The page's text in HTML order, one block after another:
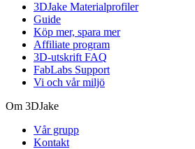
3DJake Materialprofiler
Guide
Köp mer, spara mer
Affiliate program
3D-utskrift FAQ
FabLabs Support
Vi och vår miljö
Om 3DJake
Vår grupp
Kontakt